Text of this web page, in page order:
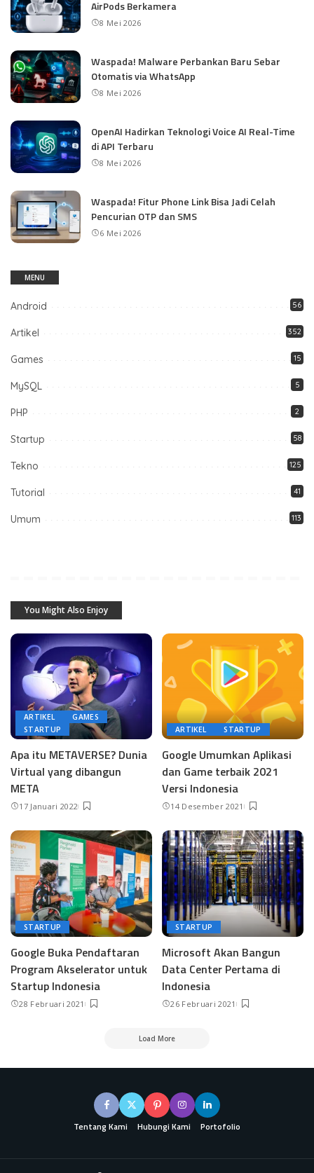
AirPods Berkamera
8 Mei 2026
Waspada! Malware Perbankan Baru Sebar
Otomatis via WhatsApp
8 Mei 2026
OpenAI Hadirkan Teknologi Voice AI Real-Time
di API Terbaru
8 Mei 2026
Waspada! Fitur Phone Link Bisa Jadi Celah
Pencurian OTP dan SMS
6 Mei 2026
MENU
Android 56
Artikel 352
Games 15
MySQL 5
PHP 2
Startup 58
Tekno 125
Tutorial 41
Umum 113
You Might Also Enjoy
ARTIKEL
GAMES
STARTUP
Apa itu METAVERSE? Dunia
Virtual yang dibangun
META
17 Januari 2022
ARTIKEL STARTUP
Google Umumkan Aplikasi
dan Game terbaik 2021
Versi Indonesia
14 Desember 2021
STARTUP
Google Buka Pendaftaran
Program Akselerator untuk
Startup Indonesia
28 Februari 2021
STARTUP
Microsoft Akan Bangun
Data Center Pertama di
Indonesia
26 Februari 2021
Load More
Tentang Kami Hubungi Kami Portofolio